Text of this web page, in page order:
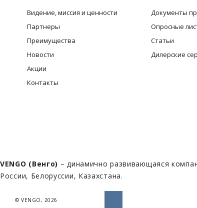
© VENGO, 2026
Видение, миссия и ценности
Партнеры
Преимущества
Новости
Акции
Контакты
Документы
Опросные
Статьи
Дилерские
VENGO (Венго) – динамично развивающаяся
России, Белоруссии, Казахстана.